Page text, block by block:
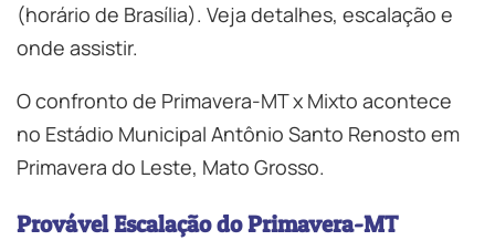
(horário de Brasília). Veja detalhes, escalação e
onde assistir.
O confronto de Primavera-MT x Mixto acontece
no Estádio Municipal Antônio Santo Renosto em
Primavera do Leste, Mato Grosso.
Provável Escalação do Primavera-MT